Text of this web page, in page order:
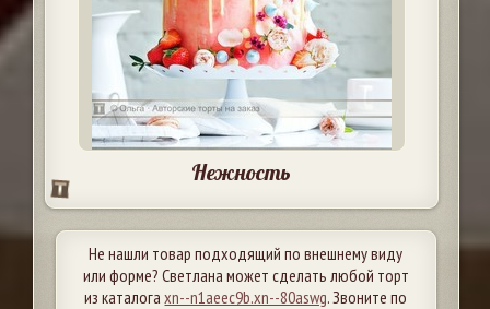
Нежность
Не нашли товар подходящий по внешнему виду
или форме? Светлана может сделать любой торт
из каталогаxn--n1aeec9b.xn--80aswg. Звоните по